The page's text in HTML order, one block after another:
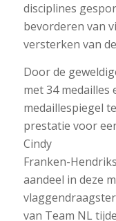
disciplines
bevorderen van
versterken van
Door de
met 34 medailles
medaillespiegel
prestatie voor
Cindy
Franken-
aandeel in deze
vlaggendraagster
van Team NL